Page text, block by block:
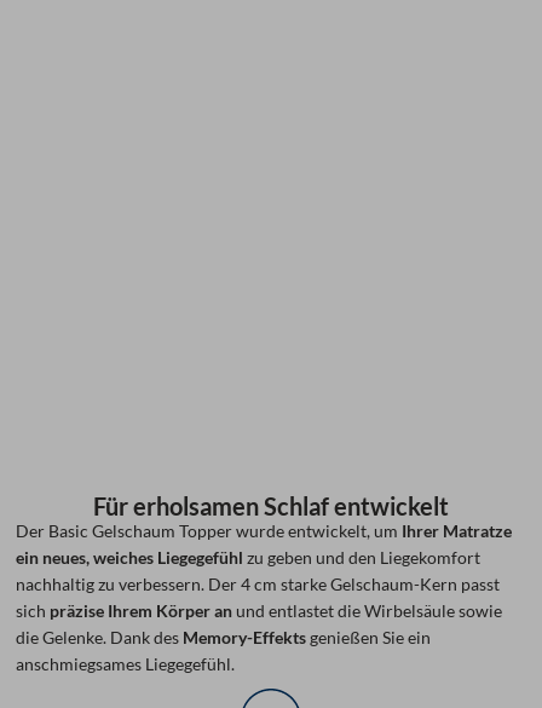
Für erholsamen Schlaf entwickelt
Der Basic Gelschaum Topper wurde entwickelt, um Ihrer Matratze
ein neues, weiches Liegegefühl zu geben und den Liegekomfort
nachhaltig zu verbessern. Der 4 cm starke Gelschaum-Kern passt
sich präzise Ihrem Körper an und entlastet die Wirbelsäule sowie
die Gelenke. Dank des Memory-Effektsgenießen Sie ein
anschmiegsames Liegegefühl.